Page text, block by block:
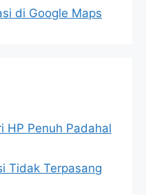
di Google Maps
HP Penuh Padahal
Tidak Terpasang